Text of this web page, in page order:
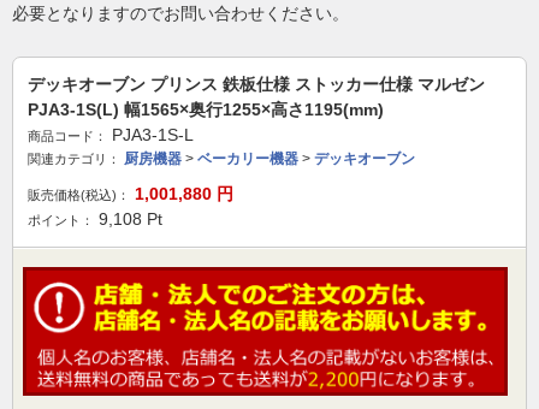
必要となりますのでお問い合わせください。
デッキオーブン プリンス 鉄板仕様 ストッカー仕様 マルゼン
PJA3-1S(L) 幅1565×奥行1255×高さ1195(mm)
商品コード： PJA3-1S-L
関連カテゴリ： 厨房機器 > ベーカリー機器 > デッキオーブン
販売価格(税込)： 1,001,880 円
ポイント： 9,108 Pt